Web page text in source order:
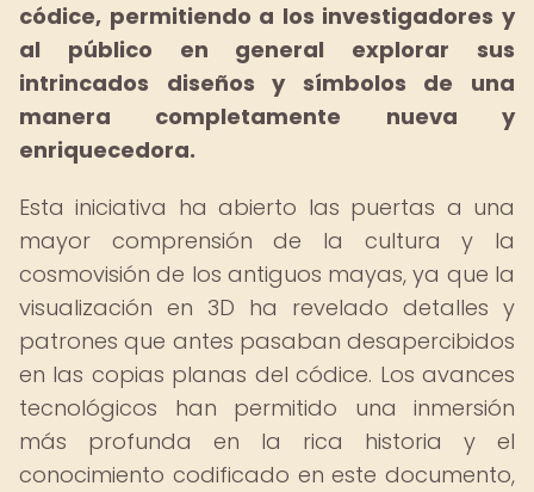
códice, permitiendo a los investigadores y
al público en general explorar sus
intrincados diseños y símbolos de una
manera completamente nueva y
enriquecedora.
Esta iniciativa ha abierto las puertas a una
mayor comprensión de la cultura y la
cosmovisión de los antiguos mayas, ya que la
visualización en 3D ha revelado detalles y
patrones que antes pasaban desapercibidos
en las copias planas del códice. Los avances
tecnológicos han permitido una inmersión
más profunda en la rica historia y el
conocimiento codificado en este documento,